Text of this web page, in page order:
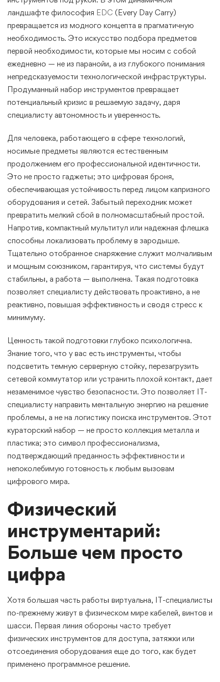
ландшафте философия EDC (Every Day Carry)
превращается из модного концепта в прагматичную
необходимость. Это искусство подбора предметов
первой необходимости, которые мы носим с собой
ежедневно — не из паранойи, а из глубокого понимания
непредсказуемости технологической инфраструктуры.
Продуманный набор инструментов превращает
потенциальный кризис в решаемую задачу, даря
специалисту автономность и уверенность.
Для человека, работающего в сфере технологий,
носимые предметы являются естественным
продолжением его профессиональной идентичности.
Это не просто гаджеты; это цифровая броня,
обеспечивающая устойчивость перед лицом капризного
оборудования и сетей. Забытый переходник может
превратить мелкий сбой в полномасштабный простой.
Напротив, компактный мультитул или надежная флешка
способны локализовать проблему в зародыше.
Тщательно отобранное снаряжение служит молчаливым
и мощным союзником, гарантируя, что системы будут
стабильны, а работа — выполнена. Такая подготовка
позволяет специалисту действовать проактивно, а не
реактивно, повышая эффективность и сводя стресс к
минимуму.
Ценность такой подготовки глубоко психологична.
Знание того, что у вас есть инструменты, чтобы
подсветить темную серверную стойку, перезагрузить
сетевой коммутатор или устранить плохой контакт, дает
незаменимое чувство безопасности. Это позволяет IT-
специалисту направить ментальную энергию на решение
проблемы, а не на логистику поиска инструментов. Этот
кураторский набор — не просто коллекция металла и
пластика; это символ профессионализма,
подтверждающий преданность эффективности и
непоколебимую готовность к любым вызовам
цифрового мира.
Физический
инструментарий:
Больше чем просто
цифра
Хотя большая часть работы виртуальна, IT-специалисты
по-прежнему живут в физическом мире кабелей, винтов и
шасси. Первая линия обороны часто требует
физических инструментов для доступа, затяжки или
отсоединения оборудования еще до того, как будет
применено программное решение.